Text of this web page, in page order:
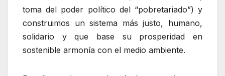
toma del poder político del “pobretariado”) y
construimos un sistema más justo, humano,
solidario y que base su prosperidad en
sostenible armonía con el medio ambiente.